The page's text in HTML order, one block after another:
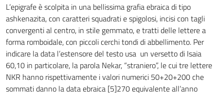
L’epigrafe è scolpita in una bellissima grafia ebraica di tipo
ashkenazita, con caratteri squadrati e spigolosi, incisi con tagli
convergenti al centro, in stile gemmato, e tratti delle lettere a
forma romboidale, con piccoli cerchi tondi di abbellimento. Per
indicare la data l’estensore del testo usa un versetto di Isaia
60,10 in particolare, la parola Nekar, “straniero”, le cui tre lettere
NKR hanno rispettivamente i valori numerici 50+20+200 che
sommati danno la data ebraica [5]270 equivalente all’anno